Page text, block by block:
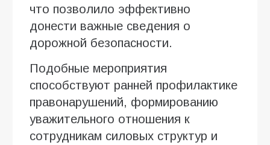
что позволило эффективно
донести важные сведения о
дорожной безопасности.
Подобные мероприятия
способствуют ранней профилактике
правонарушений, формированию
уважительного отношения к
сотрудникам силовых структур и